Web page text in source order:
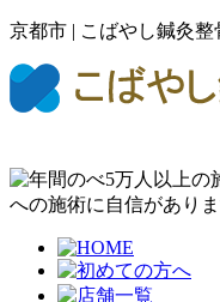
京都市 | こばやし鍼灸